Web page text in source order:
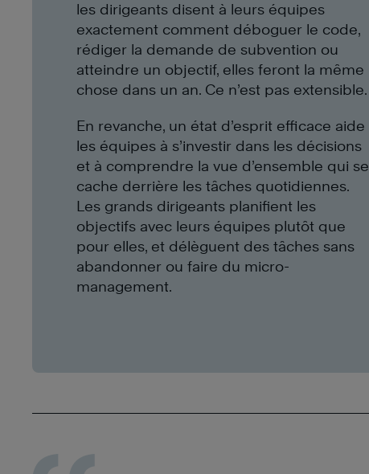
les dirigeants disent à leurs équipes
exactement comment déboguer le code,
rédiger la demande de subvention ou
atteindre un objectif, elles feront la même
chose dans un an. Ce n’est pas extensible.
En revanche, un état d’esprit efficace aide
les équipes à s’investir dans les décisions
et à comprendre la vue d’ensemble qui se
cache derrière les tâches quotidiennes.
Les grands dirigeants planifient les
objectifs avec leurs équipes plutôt que
pour elles, et délèguent des tâches sans
abandonner ou faire du micro-
management.